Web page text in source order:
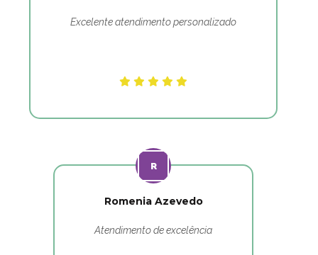
Excelente atendimento personalizado
Romenia Azevedo
Atendimento de excelência